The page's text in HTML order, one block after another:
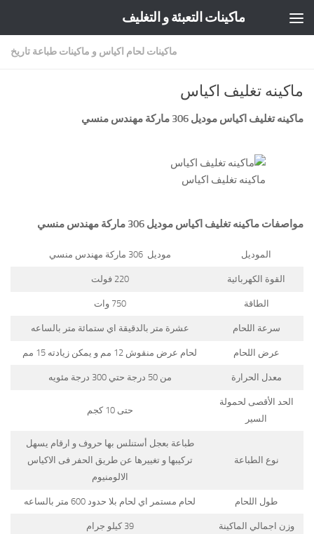
ماكينات التعبئة و التغليف
ماكينات لحام اكياس و ماكينات طباعة تاريخ
ماكينه تغليف اكياس
ماكينه تغليف اكياس موديل 306 ماركة مهندس منسي
ماكينه تغليف اكياس
مواصفات ماكينه تغليف اكياس موديل 306 ماركة مهندس منسي
الموديل موديل 306 ماركة مهندس منسي
القوة الكهربائية 220 فولت
الطاقة 750 وات
سرعة اللحام عشرة متر بالدقيقة اي ستمائة متر بالساعه
عرض اللحام لحام عرض منقوش 12 مم و يمكن زيادته 15 مم
معدل الحرارة من 50 درجة حتي 300 درجة مئويه
الحد الأقصى لحمولة
السير
حتى 10 كجم
نوع الطباعة
طباعة بعجل أستنلس بها حروف و ارقام يسهل
تركيبها و تغييرها عن طريق الحفر فى الاكياس
الالومنيوم
طول اللحام لحام مستمر اي لحام بلا حدود 600 متر بالساعه
وزن اجمالي الماكينة 39 كيلو جرام